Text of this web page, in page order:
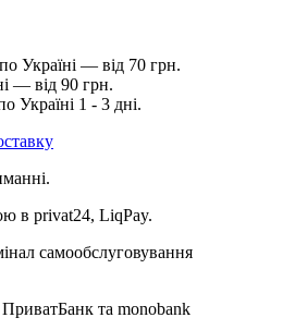
Україні — від 70 грн.
— від 90 грн.
Україні 1 - 3 дні.
в privat24, LiqPay.
самообслуговування
та monobank